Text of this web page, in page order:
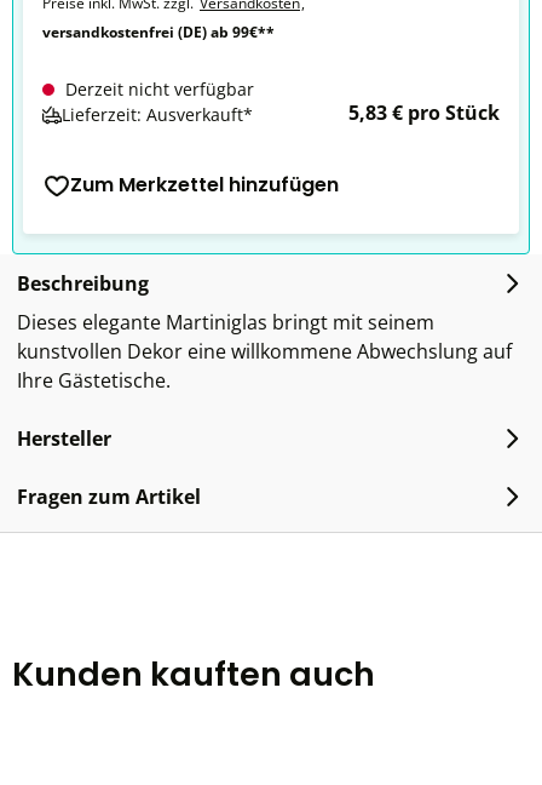
versandkostenfrei (DE) ab 99€**
Derzeit nicht verfügbar
Lieferzeit: Ausverkauft*
5,83 € pro Stück
Zum Merkzettel hinzufügen
Beschreibung
Dieses elegante Martiniglas bringt mit seinem
kunstvollen Dekor eine willkommene Abwechslung auf
Ihre Gästetische.
Hersteller
Fragen zum Artikel
Kunden kauften auch